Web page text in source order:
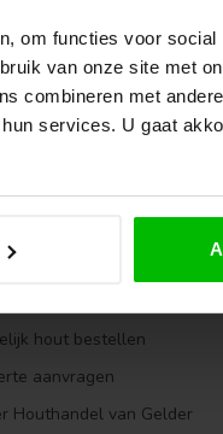
om functies voor social
van onze site met
combineren met
services. U gaat
(4)
hout bestellen
aanvragen
Houthandel van Gelder